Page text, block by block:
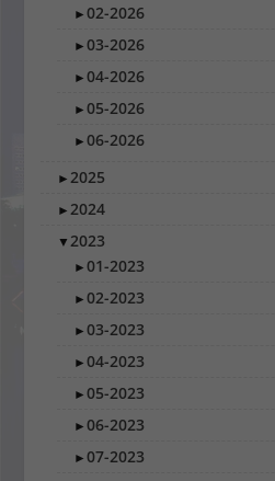
►02-2026
►03-2026
►04-2026
►05-2026
►06-2026
►2025
►2024
▼2023
►01-2023
►02-2023
►03-2023
►04-2023
►05-2023
►06-2023
►07-2023